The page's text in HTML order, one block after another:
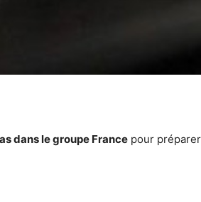
dans le groupe France pour